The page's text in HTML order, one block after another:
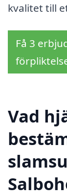
kvalitet till
Få 3
Vad